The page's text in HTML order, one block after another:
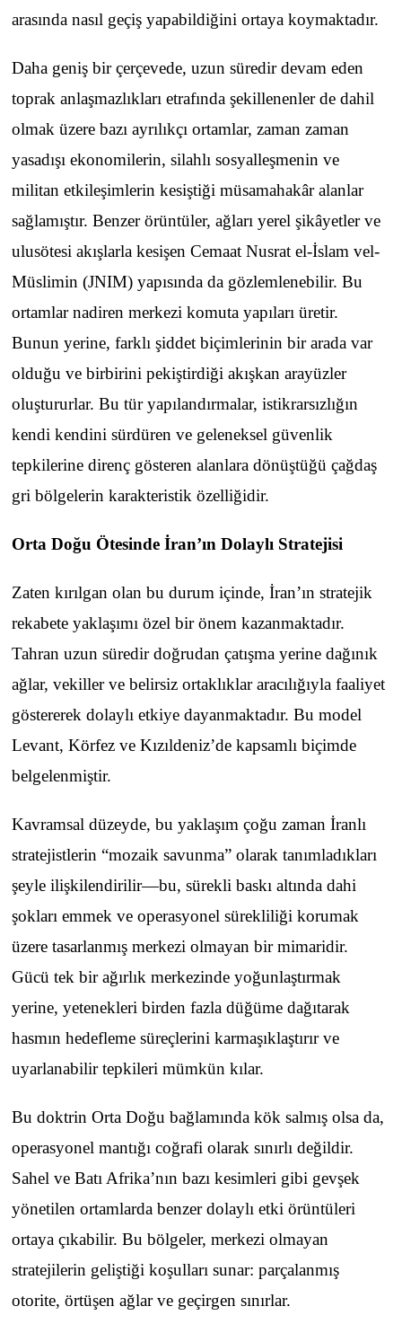
arasında nasıl geçiş yapabildiğini ortaya koymaktadır.
Daha geniş bir çerçevede, uzun süredir devam eden
toprak anlaşmazlıkları etrafında şekillenenler de dahil
olmak üzere bazı ayrılıkçı ortamlar, zaman zaman
yasadışı ekonomilerin, silahlı sosyalleşmenin ve
militan etkileşimlerin kesiştiği müsamahakâr alanlar
sağlamıştır. Benzer örüntüler, ağları yerel şikâyetler ve
ulusötesi akışlarla kesişen Cemaat Nusrat el-İslam vel-
Müslimin (JNIM) yapısında da gözlemlenebilir. Bu
ortamlar nadiren merkezi komuta yapıları üretir.
Bunun yerine, farklı şiddet biçimlerinin bir arada var
olduğu ve birbirini pekiştirdiği akışkan arayüzler
oluştururlar. Bu tür yapılandırmalar, istikrarsızlığın
kendi kendini sürdüren ve geleneksel güvenlik
tepkilerine direnç gösteren alanlara dönüştüğü çağdaş
gri bölgelerin karakteristik özelliğidir.
Orta Doğu Ötesinde İran’ın Dolaylı Stratejisi
Zaten kırılgan olan bu durum içinde, İran’ın stratejik
rekabete yaklaşımı özel bir önem kazanmaktadır.
Tahran uzun süredir doğrudan çatışma yerine dağınık
ağlar, vekiller ve belirsiz ortaklıklar aracılığıyla faaliyet
göstererek dolaylı etkiye dayanmaktadır. Bu model
Levant, Körfez ve Kızıldeniz’de kapsamlı biçimde
belgelenmiştir.
Kavramsal düzeyde, bu yaklaşım çoğu zaman İranlı
stratejistlerin “mozaik savunma” olarak tanımladıkları
şeyle ilişkilendirilir—bu, sürekli baskı altında dahi
şokları emmek ve operasyonel sürekliliği korumak
üzere tasarlanmış merkezi olmayan bir mimaridir.
Gücü tek bir ağırlık merkezinde yoğunlaştırmak
yerine, yetenekleri birden fazla düğüme dağıtarak
hasmın hedefleme süreçlerini karmaşıklaştırır ve
uyarlanabilir tepkileri mümkün kılar.
Bu doktrin Orta Doğu bağlamında kök salmış olsa da,
operasyonel mantığı coğrafi olarak sınırlı değildir.
Sahel ve Batı Afrika’nın bazı kesimleri gibi gevşek
yönetilen ortamlarda benzer dolaylı etki örüntüleri
ortaya çıkabilir. Bu bölgeler, merkezi olmayan
stratejilerin geliştiği koşulları sunar: parçalanmış
otorite, örtüşen ağlar ve geçirgen sınırlar.